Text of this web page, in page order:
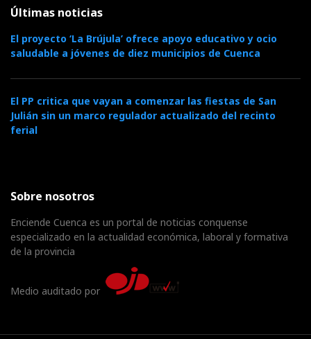
Últimas noticias
El proyecto ‘La Brújula’ ofrece apoyo educativo y ocio
saludable a jóvenes de diez municipios de Cuenca
El PP critica que vayan a comenzar las fiestas de San
Julián sin un marco regulador actualizado del recinto
ferial
Sobre nosotros
Enciende Cuenca es un portal de noticias conquense
especializado en la actualidad económica, laboral y formativa
de la provincia
Medio auditado por